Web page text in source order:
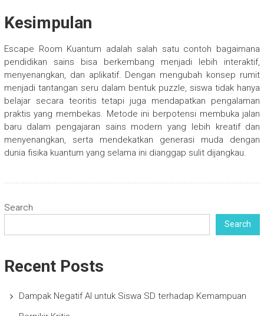
Kesimpulan
Escape Room Kuantum adalah salah satu contoh bagaimana
pendidikan sains bisa berkembang menjadi lebih interaktif,
menyenangkan, dan aplikatif. Dengan mengubah konsep rumit
menjadi tantangan seru dalam bentuk puzzle, siswa tidak hanya
belajar secara teoritis tetapi juga mendapatkan pengalaman
praktis yang membekas. Metode ini berpotensi membuka jalan
baru dalam pengajaran sains modern yang lebih kreatif dan
menyenangkan, serta mendekatkan generasi muda dengan
dunia fisika kuantum yang selama ini dianggap sulit dijangkau.
Search
Search
Recent Posts
Dampak Negatif AI untuk Siswa SD terhadap Kemampuan